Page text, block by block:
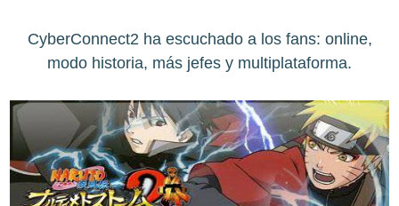
CyberConnect2 ha escuchado a los fans: online,
modo historia, más jefes y multiplataforma.